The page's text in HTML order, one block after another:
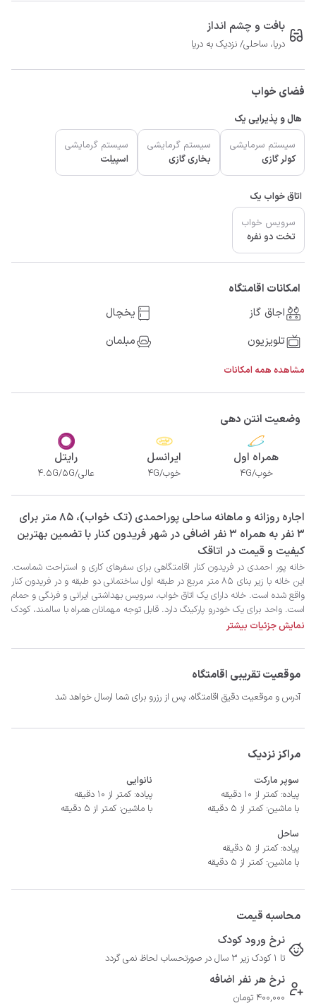
بافت و چشم انداز
دریا، ساحلی/ نزدیک به دریا
فضای خواب
هال و پذیرایی یک
سیستم سرمایشی
کولر گازی
سیستم گرمایشی
بخاری گازی
سیستم گرمایشی
اسپیلت
اتاق خواب یک
سرویس خواب
تخت دو نفره
امکانات اقامتگاه
اجاق گاز
یخچال
تلویزیون
مبلمان
مشاهده همه امکانات
وضعیت انتن دهی
همراه اول
خوب/4G
ایرانسل
خوب/4G
رایتل
عالی/4.5G/5G
‫‫اجاره روزانه و ماهانه ساحلی پوراحمدی (تک خواب)، 85 متر برای
3 نفر به همراه 3 نفر اضافی در شهر فریدون کنار با تضمین بهترین
کیفیت و قیمت در اتاقک
نمایش جزئیات بیشتر
موقعیت تقریبی اقامتگاه
آدرس و موقعیت دقیق اقامتگاه، پس از رزرو برای شما ارسال خواهد شد
مراکز نزدیک
سوپر مارکت
پیاده: کمتر از 10 دقیقه
با ماشین: کمتر از 5 دقیقه
نانوایی
پیاده: کمتر از 10 دقیقه
با ماشین: کمتر از 5 دقیقه
ساحل
پیاده: کمتر از 5 دقیقه
با ماشین: کمتر از 5 دقیقه
محاسبه قیمت
نرخ ورود کودک
تا 1 کودک زیر 3 سال در صورتحساب لحاظ نمی گردد
نرخ هر نفر اضافه
400,000 تومان